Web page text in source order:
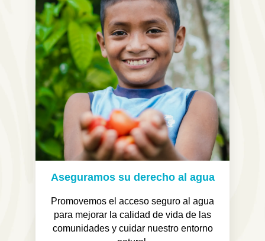
Aseguramos su derecho al agua
Promovemos el acceso seguro al agua
para mejorar la calidad de vida de las
comunidades y cuidar nuestro entorno